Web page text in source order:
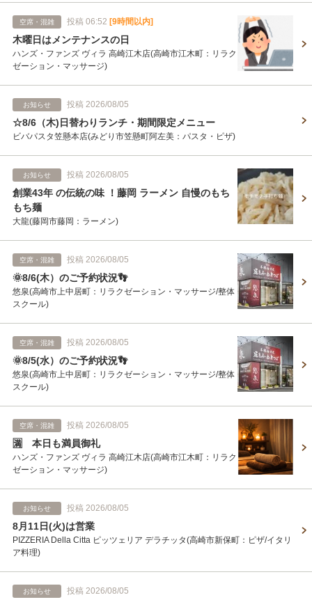
空席・混雑 投稿 06:52 [9時間以内]
木曜日はメンテナンスの日
ハンズ・ファンズ ヴィラ 高崎江木店(高崎市江木町：リラク
ゼーション・マッサージ)
お知らせ 投稿 2026/08/05
☆8/6（木)日替わりランチ・期間限定メニュー
ビバパスタ笠懸本店(みどり市笠懸町阿左美：パスタ・ピザ)
お知らせ 投稿 2026/08/05
創業43年 の伝統の味 ！藤岡 ラーメン 自慢のもち
もち麺
大龍(藤岡市藤岡：ラーメン)
空席・混雑 投稿 2026/08/05
🌞8/6(木）のご予約状況👣
悠泉(高崎市上中居町：リラクゼーション・マッサージ/整体
スクール)
空席・混雑 投稿 2026/08/05
🌞8/5(水）のご予約状況👣
悠泉(高崎市上中居町：リラクゼーション・マッサージ/整体
スクール)
空席・混雑 投稿 2026/08/05
🈵 本日も満員御礼
ハンズ・ファンズ ヴィラ 高崎江木店(高崎市江木町：リラク
ゼーション・マッサージ)
お知らせ 投稿 2026/08/05
8月11日(火)は営業
PIZZERIA Della Citta ピッツェリア デラチッタ(高崎市新保町：ピザ/イタリ
ア料理)
お知らせ 投稿 2026/08/05